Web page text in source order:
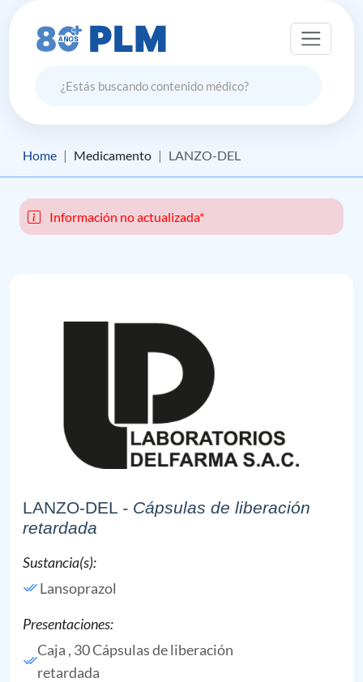
Home Medicamento LANZO-DEL
Información no actualizada*
LANZO-DEL
- Cápsulas de liberación
retardada
Sustancia(s):
Lansoprazol
Presentaciones:
Caja , 30 Cápsulas de liberación
retardada